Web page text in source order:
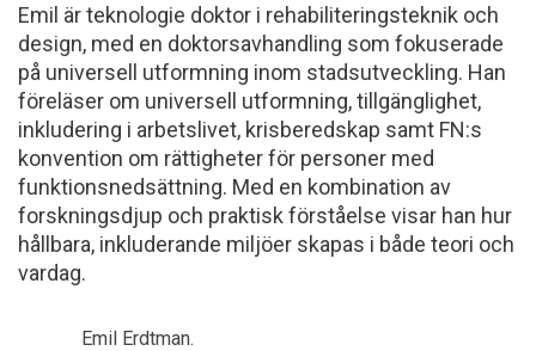
Emil är teknologie doktor i rehabiliteringsteknik och
design, med en doktorsavhandling som fokuserade
på universell utformning inom stadsutveckling. Han
föreläser om universell utformning, tillgänglighet,
inkludering i arbetslivet, krisberedskap samt FN:s
konvention om rättigheter för personer med
funktionsnedsättning. Med en kombination av
forskningsdjup och praktisk förståelse visar han hur
hållbara, inkluderande miljöer skapas i både teori och
vardag.
Emil Erdtman.